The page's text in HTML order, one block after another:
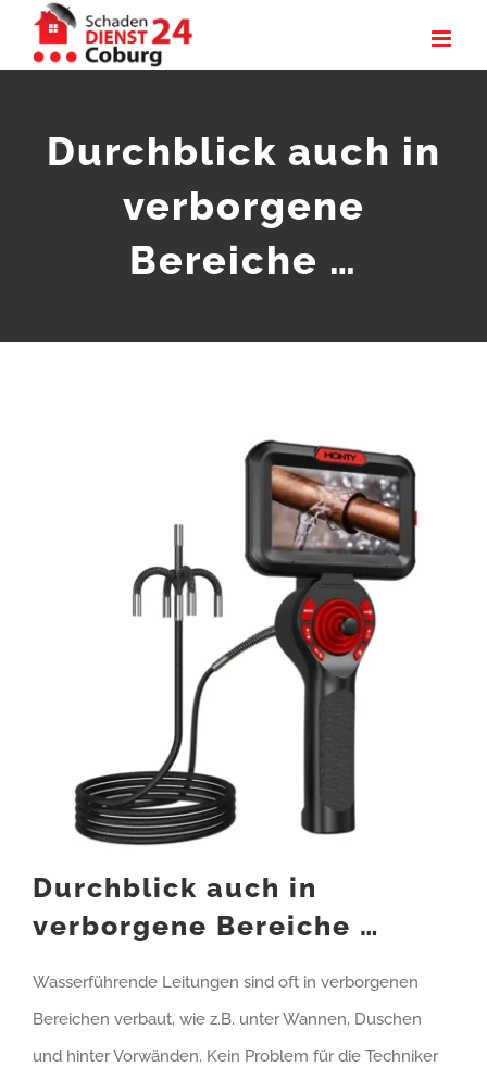
Inhalt
Durchblick auch in
verborgene
Bereiche …
Durchblick auch in
verborgene Bereiche …
Wasserführende Leitungen sind oft in verborgenen
Bereichen verbaut, wie z.B. unter Wannen, Duschen
und hinter Vorwänden. Kein Problem für die Techniker